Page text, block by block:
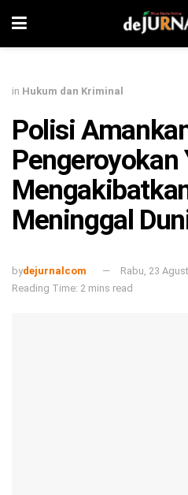
in Hukum dan Kriminal
Polisi
Pengeroyokan
Meninggal
bydejurnalcom
Rabu, 23
Reading Time: 2 mins read